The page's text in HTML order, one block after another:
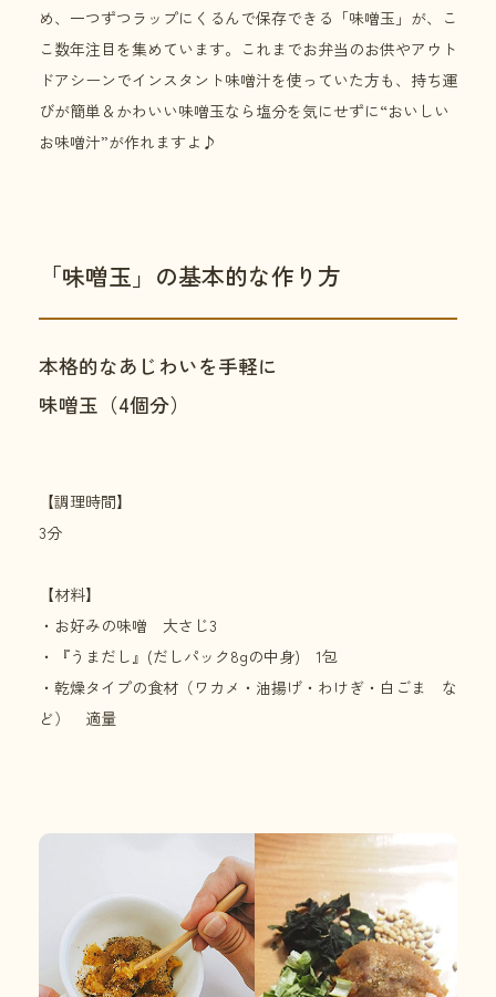
め、一つずつラップにくるんで保存できる「味噌玉」が、こ
こ数年注目を集めています。これまでお弁当のお供やアウト
ドアシーンでインスタント味噌汁を使っていた方も、持ち運
びが簡単＆かわいい味噌玉なら塩分を気にせずに“おいしい
お味噌汁”が作れますよ♪
「味噌玉」の基本的な作り方
本格的なあじわいを手軽に
味噌玉（4個分）
【調理時間】
3分
【材料】
・お好みの味噌 大さじ3
・『うまだし』(だしパック8gの中身) 1包
・乾燥タイプの食材（ワカメ・油揚げ・わけぎ・白ごま な
ど） 適量